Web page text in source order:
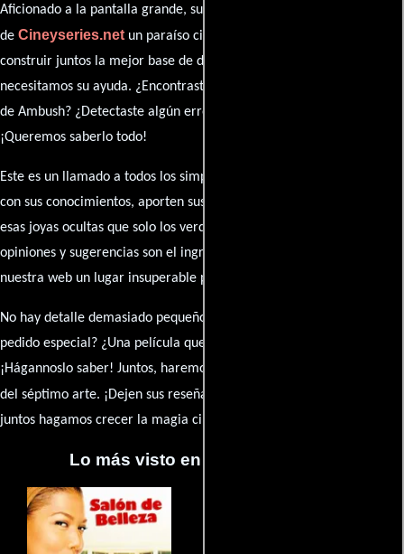
Aficionado a la pantalla grande, su participación es clave para hacer
de Cineyseries.netun paraíso cinéfilo completo. Queremos
construir juntos la mejor base de datos cinematográfica, pero
necesitamos su ayuda. ¿Encontraste algún dato faltante en la ficha
de Ambush? ¿Detectaste algún error en la sinopsis o el elenco?
¡Queremos saberlo todo!
Este es un llamado a todos los simpatizantes del cine: contribuyan
con sus conocimientos, aporten sus descubrimientos y compartan
esas joyas ocultas que solo los verdaderos fanáticos conocen. Sus
opiniones y sugerencias son el ingrediente secreto que hará de
nuestra web un lugar insuperable para los amantes del celuloide.
No hay detalle demasiado pequeño ni opinión insignificante. ¿Algún
pedido especial? ¿Una película que sueñas con ver reseñada?
¡Hágannoslo saber! Juntos, haremos de esta comunidad el epicentro
del séptimo arte. ¡Dejen sus reseña en la
juntos hagamos crecer la magia cinematográfica!
Lo más visto en Cineyseries.net